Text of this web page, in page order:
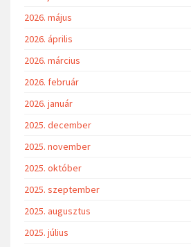
2026. május
2026. április
2026. március
2026. február
2026. január
2025. december
2025. november
2025. október
2025. szeptember
2025. augusztus
2025. július